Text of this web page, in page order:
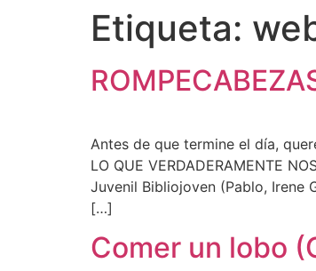
Etiqueta:
Antes de que termine el día,
LO QUE VERDADERAMENTE
Juvenil Bibliojoven (Pablo, Irene
[…]
Comer un lobo